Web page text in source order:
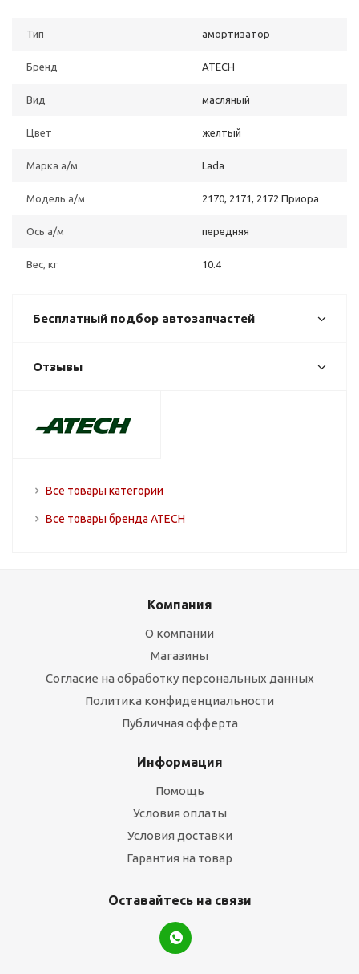
Тип амортизатор
Бренд ATECH
Вид масляный
Цвет желтый
Марка а/м Lada
Модель а/м 2170, 2171, 2172 Приора
Ось а/м передняя
Вес, кг 10.4
Бесплатный подбор автозапчастей
Отзывы
Все товары категории
Все товары бренда ATECH
Компания
О компании
Магазины
Согласие на обработку персональных данных
Политика конфиденциальности
Публичная офферта
Информация
Помощь
Условия оплаты
Условия доставки
Гарантия на товар
Оставайтесь на связи